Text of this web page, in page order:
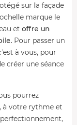
sur la façade
marque le
et offre un
. Pour passer un
à vous, pour
créer une séance
pourrez
à votre rythme et